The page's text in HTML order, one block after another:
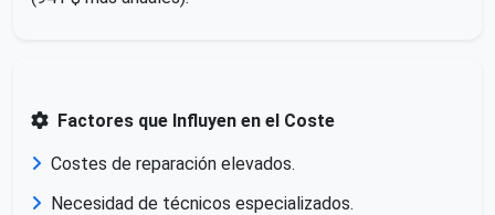
Factores que Influyen en el Coste
Costes de reparación elevados.
Necesidad de técnicos especializados.